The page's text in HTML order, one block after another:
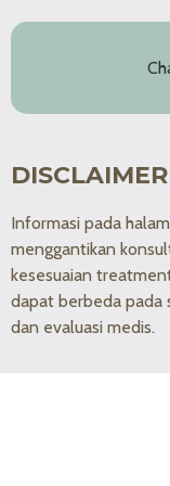
Informasi pada
menggantikan
kesesuaian
dapat berbeda pada
dan evaluasi medis.